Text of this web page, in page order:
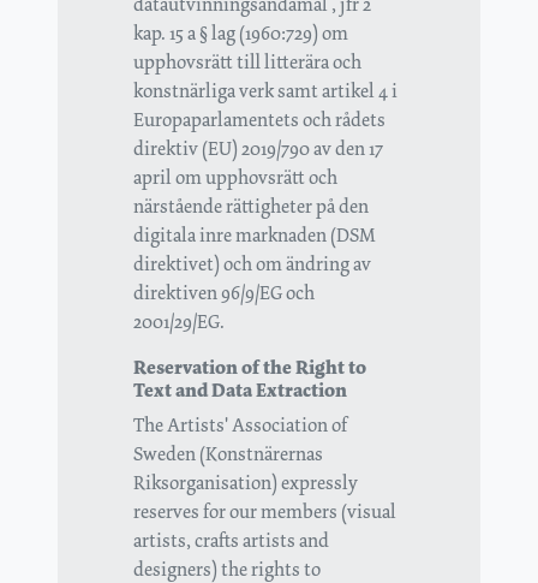
kap. 15 a § lag (1960:729) om
upphovsrätt till litterära och
konstnärliga verk samt artikel 4 i
Europaparlamentets och rådets
direktiv (EU) 2019/790 av den 17
april om upphovsrätt och
närstående rättigheter på den
digitala inre marknaden (DSM
direktivet) och om ändring av
direktiven 96/9/EG och
2001/29/EG.
Reservation of the Right to
Text and Data Extraction
The Artists' Association of
Sweden (Konstnärernas
Riksorganisation) expressly
reserves for our members (visual
artists, crafts artists and
designers) the rights to